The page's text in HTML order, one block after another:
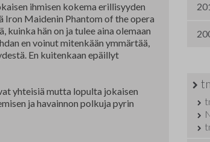
ihmisen kokema erillisyyden
Iron Maidenin Phantom of the opera
hän on ja tulee aina olemaan
en voinut mitenkään ymmärtää,
En kuitenkaan epäillyt
yhteisiä mutta lopulta jokaisen
ja havainnon polkuja pyrin